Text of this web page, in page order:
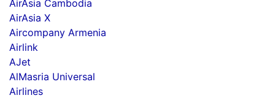
AirAsia Cambodia
AirAsia X
Aircompany Armenia
Airlink
AJet
AlMasria Universal
Airlines